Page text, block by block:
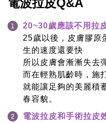
電波拉皮Q&A
20~30歲應該不用拉
25歲以後，皮膚膠原
生的速度還要快
所以皮膚會漸漸失去
而在輕熟肌齡時，施
就能讓足夠的美麗積
春容貌。
電波拉皮和手術拉皮